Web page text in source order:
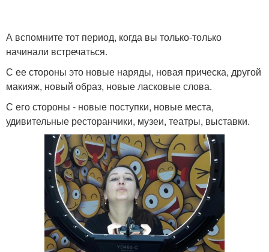
А вспомните тот период, когда вы только-только
начинали встречаться.
С ее стороны это новые наряды, новая прическа, другой
макияж, новый образ, новые ласковые слова.
С его стороны - новые поступки, новые места,
удивительные ресторанчики, музеи, театры, выставки.